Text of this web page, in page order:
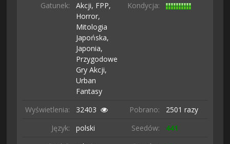
Gatunek: Akcji, FPP,
Horror,
Mitologia
Japońska,
Japonia,
Przygodowe
Gry Akcji,
Urban
Fantasy
Kondycja:
Wyświetlenia: 32403 Pobrano:
2501 razy
Język:
polski Seedów:
441